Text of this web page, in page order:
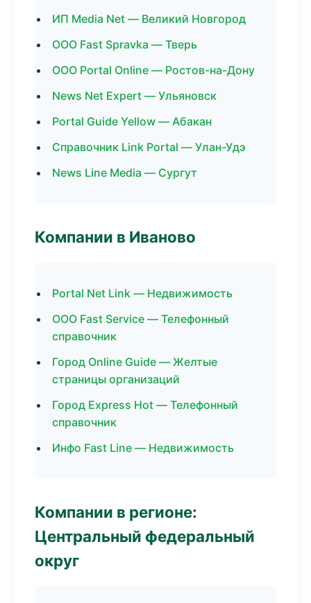
ИП Media Net — Великий Новгород
ООО Fast Spravka — Тверь
ООО Portal Online — Ростов-на-Дону
News Net Expert — Ульяновск
Portal Guide Yellow — Абакан
Справочник Link Portal — Улан-Удэ
News Line Media — Сургут
Компании в Иваново
Portal Net Link — Недвижимость
ООО Fast Service — Телефонный
справочник
Город Online Guide — Желтые
страницы организаций
Город Express Hot — Телефонный
справочник
Инфо Fast Line — Недвижимость
Компании в регионе:
Центральный федеральный
округ